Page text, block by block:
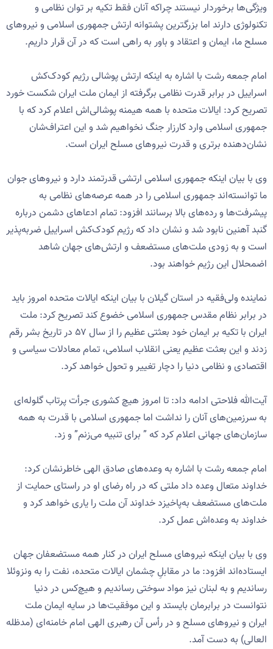
ویژگی‌ها برخوردار نیستند چراکه آنان فقط تکیه بر توان نظامی و
تکنولوژی دارند اما بزرگترین پشتوانه ارتش جمهوری اسلامی و نیروهای
مسلح ما، ایمان و اعتقاد و باور به راهی است که در آن قرار داریم.
امام جمعه رشت با اشاره به اینکه ارتش پوشالی رژیم کودک‌کش
اسراییل در برابر قدرت نظامی برگرفته از ایمان ملت ایران شکست خورد
تصریح کرد: ایالات متحده با همه هیمنه پوشالی‌اش اعلام کرد که با
جمهوری اسلامی وارد کارزار جنگ نخواهیم شد و این اعتراف‌شان
نشان‌دهنده برتری و قدرت نیروهای مسلح ایران است.
وی با بیان اینکه جمهوری اسلامی ارتشی قدرتمند دارد و نیروهای جوان
ما توانسته‌اند جمهوری اسلامی را در همه عرصه‌های نظامی به
پیشرفت‌ها و رده‌های بالا برسانند افزود: تمام ادعاهای دشمن درباره
گنبد آهنین نابود شد و نشان داد که رژیم کودک‌کش اسراییل ضربه‌پذیر
است و به زودی ملت‌های مستضعف و ارتش‌های جهان شاهد
اضمحلال این رژیم خواهند بود.
نماینده ولی‌فقیه در استان گیلان با بیان اینکه ایالات متحده امروز باید
در برابر نظام مقدس جمهوری اسلامی خضوع کند تصریح کرد: ملت
ایران با تکیه بر ایمان خود بعثتی عظیم را از سال ۵۷ در تاریخ بشر رقم
زدند و این بعثت عظیم یعنی انقلاب اسلامی، تمام معادلات سیاسی و
اقتصادی و نظامی دنیا را دچار تغییر و تحول خواهد کرد.
آیت‌الله فلاحتی ادامه داد: تا امروز هیچ کشوری جرأت پرتاب گلوله‌ای
به سرزمین‌های آنان را نداشت اما‌ جمهوری اسلامی با قدرت به همه
سازمان‌های جهانی اعلام کرد که ” برای تنبیه می‌زنم” و زد.
امام جمعه رشت با اشاره به وعده‌های صادق الهی خاطرنشان کرد:
خداوند متعال وعده داد ملتی که در راه رضای او در راستای حمایت از
ملت‌های مستضعف به‌پاخیزد خداوند آن ملت را یاری خواهد کرد و
خداوند به وعده‌اش عمل کرد.
وی با بیان اینکه نیروهای مسلح ایران در کنار همه مستضعفان جهان
ایستاده‌اند افزود: ما در مقابلِ چشمان ایالات متحده، نفت را به ونزوئلا
رساندیم و به لبنان نیز مواد سوختی رساندیم و هیچ‌کس در دنیا
نتوانست در برابرمان بایستد و این موفقیت‌ها در سایه ایمان ملت
ایران و نیروهای مسلح و در رأس آن رهبری الهی امام خامنه‌ای (مدظله
العالی) به دست آمد.